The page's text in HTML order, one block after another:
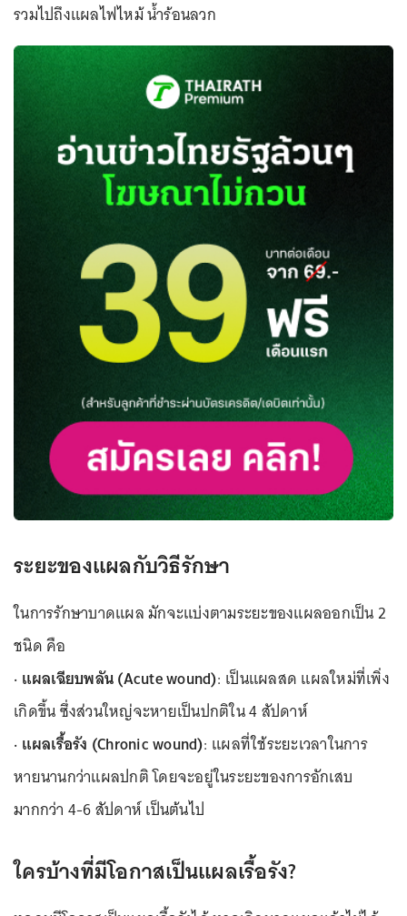
รวมไปถึงแผลไฟไหม้ น้ำร้อนลวก
ระยะของแผลกับวิธีรักษา
ในการรักษาบาดแผล มักจะแบ่งตามระยะของแผลออกเป็น 2
ชนิด คือ
· แผลเฉียบพลัน (Acute wound): เป็นแผลสด แผลใหม่ที่เพิ่ง
เกิดขึ้น ซึ่งส่วนใหญ่จะหายเป็นปกติใน 4 สัปดาห์
· แผลเรื้อรัง (Chronic wound): แผลที่ใช้ระยะเวลาในการ
หายนานกว่าแผลปกติ โดยจะอยู่ในระยะของการอักเสบ
มากกว่า 4-6 สัปดาห์ เป็นต้นไป
ใครบ้างที่มีโอกาสเป็นแผลเรื้อรัง?